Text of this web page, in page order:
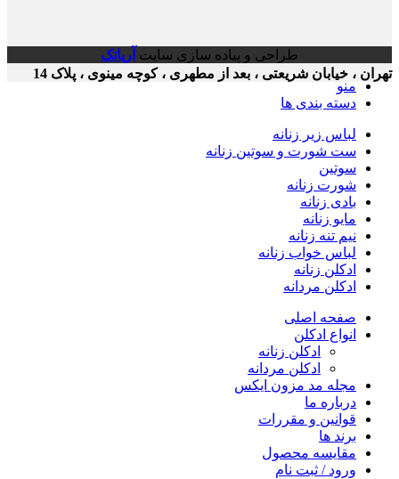
، خیابان شریعتی ، بعد از مطهری ، کوچه مینوی ، پلاک 14
طراحی و پیاده سازی سایتآریاتک
منو
دسته بندی ها
لباس زیر زنانه
ست شورت و سوتین زنانه
سوتین
شورت زنانه
بادی زنانه
مایو زنانه
نیم تنه زنانه
لباس خواب زنانه
ادکلن زنانه
ادکلن مردانه
صفحه اصلی
انواع ادکلن
ادکلن زنانه
ادکلن مردانه
مجله مد مزون ایکس
درباره ما
قوانین و مقررات
برند ها
مقایسه محصول
ورود / ثبت نام